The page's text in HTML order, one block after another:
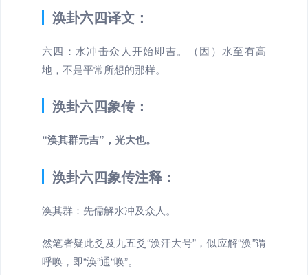
涣卦六四译文：
六四：水冲击众人开始即吉。（因）水至有高
地，不是平常所想的那样。
涣卦六四象传：
“涣其群元吉”，光大也。
涣卦六四象传注释：
涣其群：先儒解水冲及众人。
然笔者疑此爻及九五爻“涣汗大号”，似应解“涣”谓
呼唤，即“涣”通“唤”。